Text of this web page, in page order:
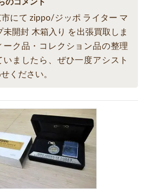
のコメント
にて zippo/ジッポ ライター マ
未開封 木箱入り を出張買取しま
ーク品・コレクション品の整理
いましたら、ぜひ一度アシスト
ください。